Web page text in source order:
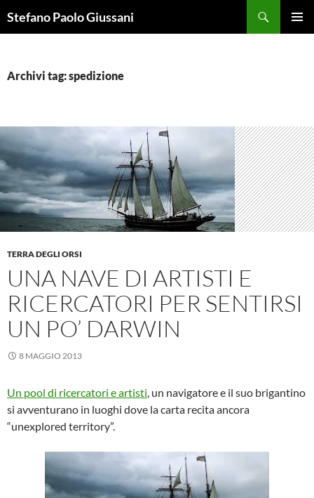
alStefano Paolo Giussani
Archivi tag: spedizione
TERRA DEGLI ORSI
UNA NAVE DI ARTISTI E
RICERCATORI PER SENTIRSI
UN PO’ DARWIN
8 MAGGIO 2013
Un pool di ricercatori e artisti, un navigatore e il suo brigantino
si avventurano in luoghi dove la carta recita ancora
“unexplored territory”.